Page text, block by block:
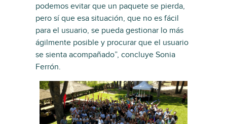
podemos evitar que un paquete se pierda,
pero sí que esa situación, que no es fácil
para el usuario, se pueda gestionar lo más
ágilmente posible y procurar que el usuario
se sienta acompañado”, concluye Sonia
Ferrón.